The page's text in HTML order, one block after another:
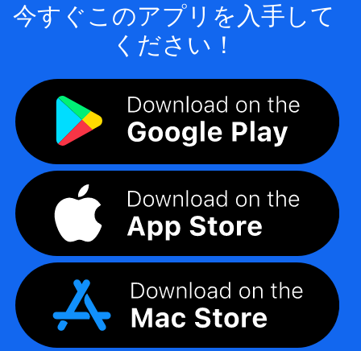
今すぐこのアプリを入手して
ください！